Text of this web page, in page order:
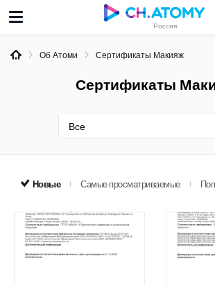
Россия
Об Атоми Сертификаты Макияж
Сертификаты
Новые Самые просматриваемые